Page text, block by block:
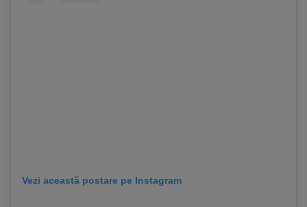
Vezi această postare pe Instagram